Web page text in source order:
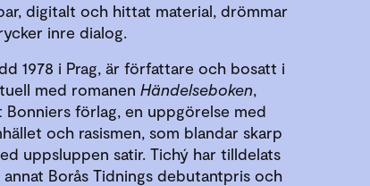
digitalt och hittat material, drömmar
inre dialog.
1978 i Prag, är författare och bosatt i
med romanen Händelseboken,
förlag, en uppgörelse med
och rasismen, som blandar skarp
uppsluppen satir. Tichý har tilldelats
Borås Tidnings debutantpris och